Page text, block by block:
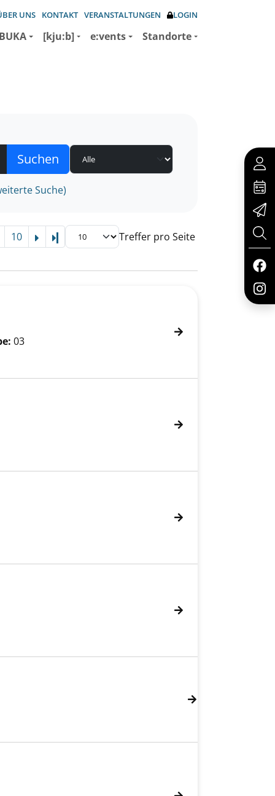
UNS KONTAKT VERANSTALTUNGEN LOGIN
[kju:b] e:vents Standorte
Suche)
10 Letzte Seite Treffer pro Seite
03